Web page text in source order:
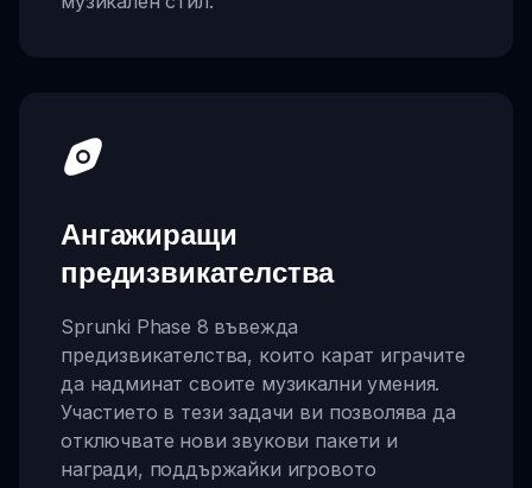
Ангажиращи
предизвикателства
Sprunki Phase 8 въвежда
предизвикателства, които карат играчите
да надминат своите музикални умения.
Участието в тези задачи ви позволява да
отключвате нови звукови пакети и
награди, поддържайки игровото